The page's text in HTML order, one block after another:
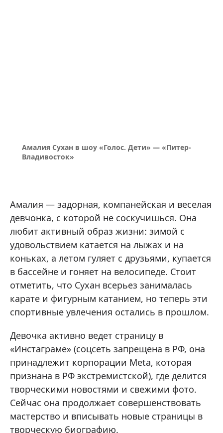
Амалия Сухан в шоу «Голос. Дети» — «Питер-
Владивосток»
Амалия — задорная, компанейская и веселая
девчонка, с которой не соскучишься. Она
любит активный образ жизни: зимой с
удовольствием катается на лыжах и на
коньках, а летом гуляет с друзьями, купается
в бассейне и гоняет на велосипеде. Стоит
отметить, что Сухан всерьез занималась
карате и фигурным катанием, но теперь эти
спортивные увлечения остались в прошлом.
Девочка активно ведет страницу в
«Инстаграме» (соцсеть запрещена в РФ, она
принадлежит корпорации Meta, которая
признана в РФ экстремистской), где делится
творческими новостями и свежими фото.
Сейчас она продолжает совершенствовать
мастерство и вписывать новые страницы в
творческую биографию.